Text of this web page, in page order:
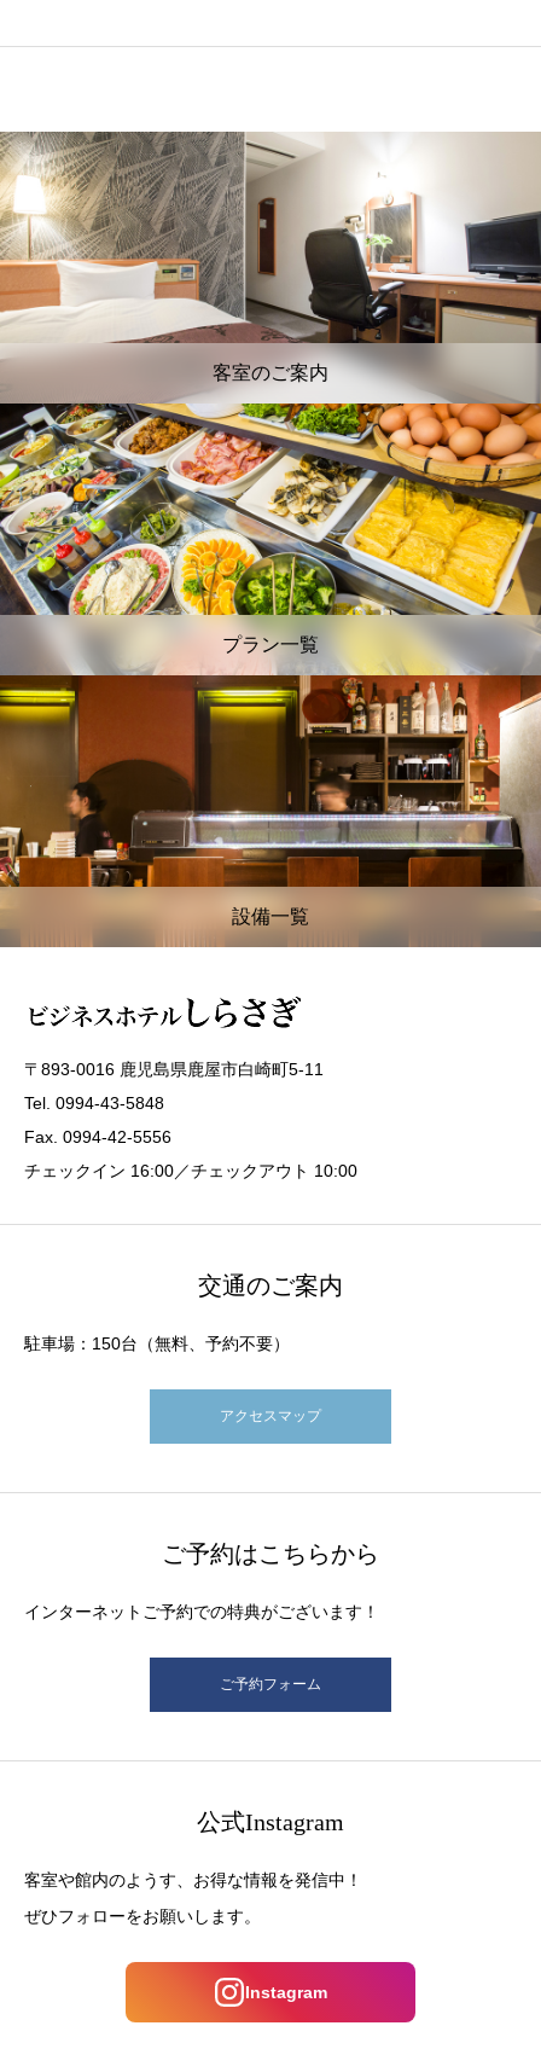
客室のご案内
プラン一覧
設備一覧
〒893-0016 鹿児島県鹿屋市白崎町5-11
Tel. 0994-43-5848
Fax. 0994-42-5556
チェックイン 16:00／チェックアウト 10:00
交通のご案内
駐車場：150台（無料、予約不要）
アクセスマップ
ご予約はこちらから
インターネットご予約での特典がございます！
ご予約フォーム
公式Instagram
客室や館内のようす、お得な情報を発信中！
ぜひフォローをお願いします。
Instagram